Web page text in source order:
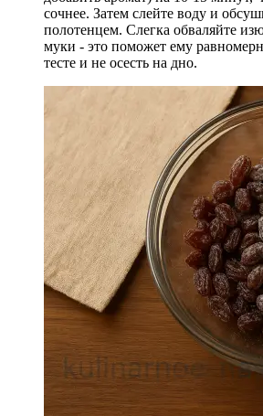
сочнее. Затем слейте воду и
полотенцем. Слегка обваляйте
муки - это поможет ему
тесте и не осесть на дно.